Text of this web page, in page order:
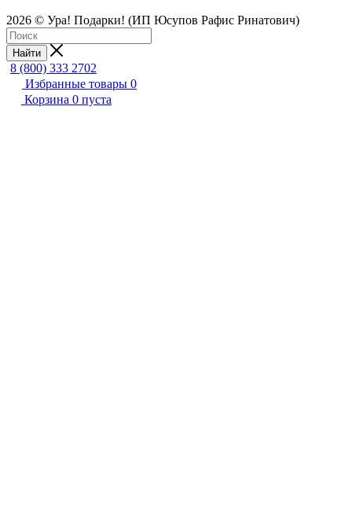
2026 © Ура! Подарки! (ИП Юсупов Рафис Ринатович)
Найти
8 (800) 333 2702
Избранные товары 0
Корзина 0 пуста